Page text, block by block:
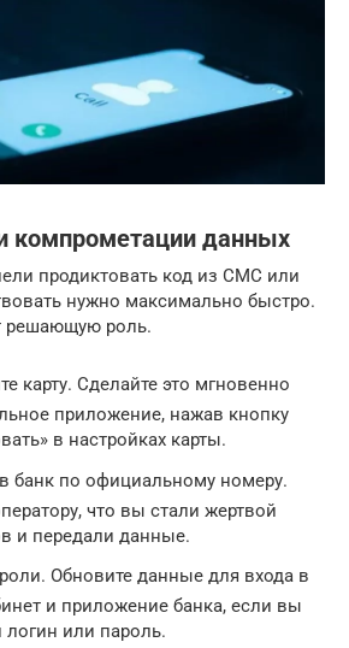
компрометации данных
продиктовать код из СМС или
нужно максимально быстро.
решающую роль.
карту. Сделайте это мгновенно
приложение, нажав кнопку
в настройках карты.
банк по официальному номеру.
что вы стали жертвой
и передали данные.
Обновите данные для входа в
и приложение банка, если вы
логин или пароль.